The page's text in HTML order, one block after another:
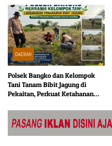
DAERAH
Polsek Bangko dan Kelompok
Tani Tanam Bibit Jagung di
Pekaitan, Perkuat Ketahanan